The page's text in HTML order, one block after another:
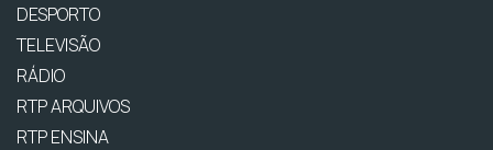
DESPORTO
TELEVISÃO
RÁDIO
RTP ARQUIVOS
RTP ENSINA